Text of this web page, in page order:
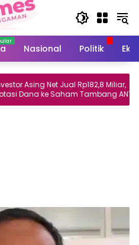
Nasional Politik
Net Jual Rp182,8 Miliar,
ke Saham Tambang ANTM